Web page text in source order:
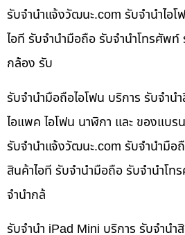
รับจํานําแจ้งวัฒนะ.com รับจำนำไอ
ไอที รับจำนำมือถือ รับจำนำโทรศัพท์
กล้อง รับ
รับจำนำมือถือไอโฟน บริการ รับจำน
ไอแพค ไอโฟน นาฬิกา และ ของแบร
รับจํานําแจ้งวัฒนะ.com รับจำนำมือ
สินค้าไอที รับจำนำมือถือ รับจำนำโ
จำนำกล้
รับจำนำ iPad Mini บริการ รับจำนำ